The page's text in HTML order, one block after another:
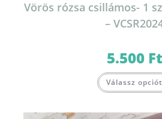
Vörös rózsa csillámos- 1
–
5.500 Ft
Válassz opciót